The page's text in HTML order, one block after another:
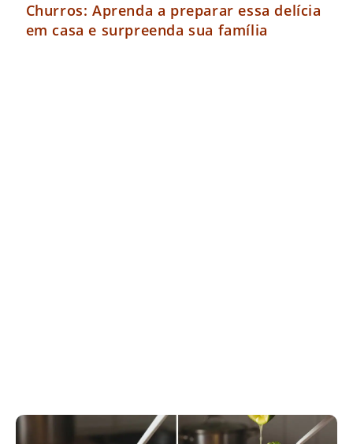
Churros: Aprenda a preparar essa delícia
em casa e surpreenda sua família